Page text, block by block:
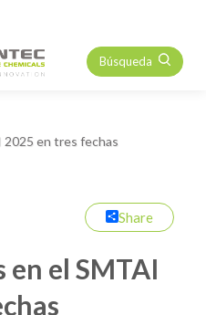
Búsqueda
2025 en tres fechas
Share
en el SMTAI